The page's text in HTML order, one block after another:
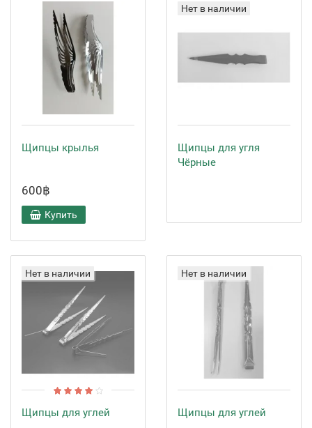
Щипцы крылья
600฿
Купить
Нет в наличии
Щипцы для угля
Чёрные
Нет в наличии
Щипцы для углей
Нет в наличии
Щипцы для углей